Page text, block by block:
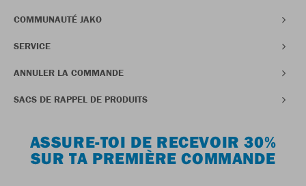
COMMUNAUTÉ JAKO
SERVICE
ANNULER LA COMMANDE
SACS DE RAPPEL DE PRODUITS
ASSURE-TOI DE RECEVOIR 30%
SUR TA PREMIÈRE COMMANDE